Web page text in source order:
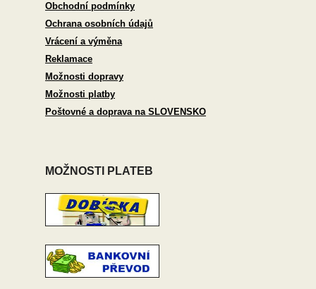
Obchodní podmínky
Ochrana osobních údajů
Vrácení a výměna
Reklamace
Možnosti dopravy
Možnosti platby
Poštovné a doprava na SLOVENSKO
MOŽNOSTI PLATEB